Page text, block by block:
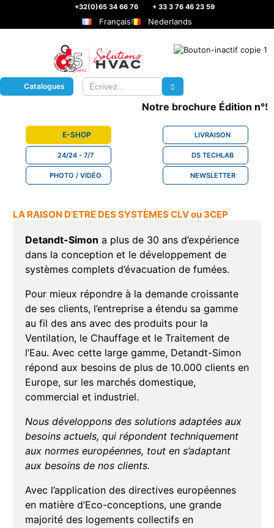
+32(0)65 34 66 76 + 33 3 76 46 23 59
Français Nederlands
Catalogues
Notre brochure Édition n°5
E-SHOP LIVRAISON
24/24 - 7/7 DS TECHLAB
PHOTO / VIDÉO NEWSLETTER
LA RAISON D’ETRE DES SYSTÈMES CLV ou 3CEP
Detandt-Simon a plus de 30 ans d’expérience
dans la conception et le développement de
systèmes complets d’évacuation de fumées.
Pour mieux répondre à la demande croissante
de ses clients, l’entreprise a étendu sa gamme
au fil des ans avec des produits pour la
Ventilation, le Chauffage et le Traitement de
l’Eau. Avec cette large gamme, Detandt-Simon
répond aux besoins de plus de 10.000 clients en
Europe, sur les marchés domestique,
commercial et industriel.
Nous développons des solutions adaptées aux
besoins actuels, qui répondent techniquement
aux normes européennes, tout en s’adaptant
aux besoins de nos clients.
Avec l’application des directives européennes
en matière d’Eco-conceptions, une grande
majorité des logements collectifs en